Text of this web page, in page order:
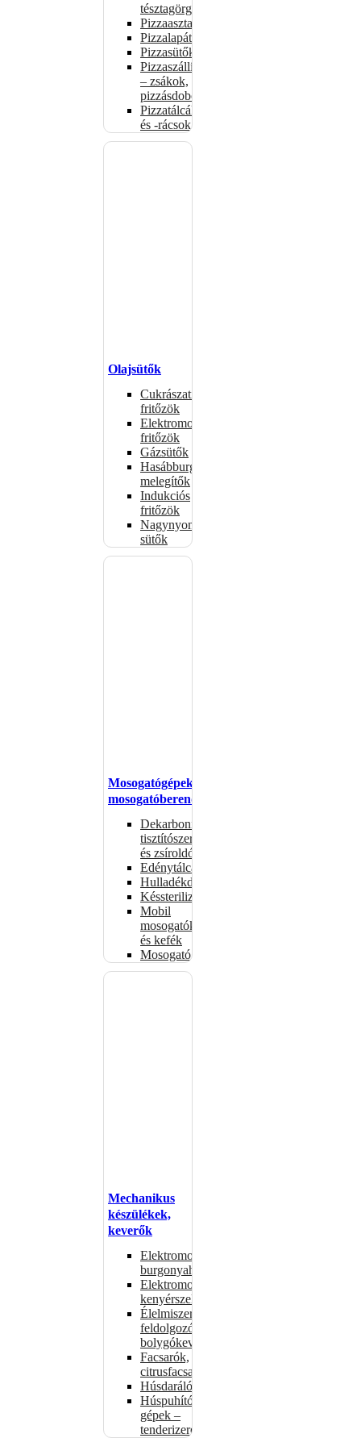
tésztagörgők
Pizzaasztalok
Pizzalapátok
Pizzasütők
Pizzaszállítás
– zsákok,
pizzásdobozok
Pizzatálcák
és -rácsok
Olajsütők
Cukrászati
fritőzök
Elektromos
fritőzök
Gázsütők
Hasábburgonya
melegítők
Indukciós
fritőzök
Nagynyomású
sütők
Mosogatógépek,
mosogatóberendezések
Dekarbonizáló
tisztítószerek
és zsíroldók
Edénytálcák
Hulladékdarálók
Késsterilizátorok
Mobil
mosogatók
és kefék
Mosogatógépkosarak
Mechanikus
készülékek,
keverők
Elektromos
burgonyahámozók
Elektromos
kenyérszeletelők
Élelmiszer-
feldolgozók –
bolygókeverők
Facsarók,
citrusfacsarók
Húsdarálók
Húspuhító
gépek –
tenderizerek